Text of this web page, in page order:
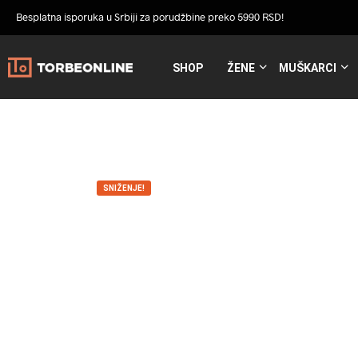
Besplatna isporuka u Srbiji za porudžbine preko 5990 RSD!
SHOP ŽENE MUŠKARCI
SNIŽENJE!